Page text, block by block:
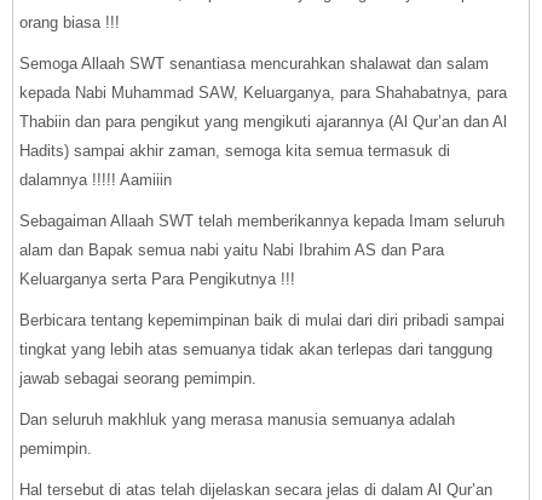
orang biasa !!!
Semoga Allaah SWT senantiasa mencurahkan shalawat dan salam
kepada Nabi Muhammad SAW, Keluarganya, para Shahabatnya, para
Thabiin dan para pengikut yang mengikuti ajarannya (Al Qur’an dan Al
Hadits) sampai akhir zaman, semoga kita semua termasuk di
dalamnya !!!!! Aamiiin
Sebagaiman Allaah SWT telah memberikannya kepada Imam seluruh
alam dan Bapak semua nabi yaitu Nabi Ibrahim AS dan Para
Keluarganya serta Para Pengikutnya !!!
Berbicara tentang kepemimpinan baik di mulai dari diri pribadi sampai
tingkat yang lebih atas semuanya tidak akan terlepas dari tanggung
jawab sebagai seorang pemimpin.
Dan seluruh makhluk yang merasa manusia semuanya adalah
pemimpin.
Hal tersebut di atas telah dijelaskan secara jelas di dalam Al Qur’an